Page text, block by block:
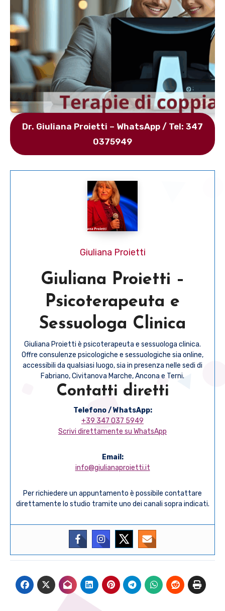
Dr. Giuliana Proietti – WhatsApp / Tel: 347
0375949
Giuliana Proietti
Giuliana Proietti –
Psicoterapeuta e
Sessuologa Clinica
Giuliana Proietti è psicoterapeuta e sessuologa clinica.
Offre consulenze psicologiche e sessuologiche sia online,
accessibili da qualsiasi luogo, sia in presenza nelle sedi di
Fabriano, Civitanova Marche, Ancona e Terni.
Contatti diretti
Telefono / WhatsApp:
+39 347 037 5949
Scrivi direttamente su WhatsApp
Email:
info@giulianaproietti.it
Per richiedere un appuntamento è possibile contattare
direttamente lo studio tramite uno dei canali sopra indicati.